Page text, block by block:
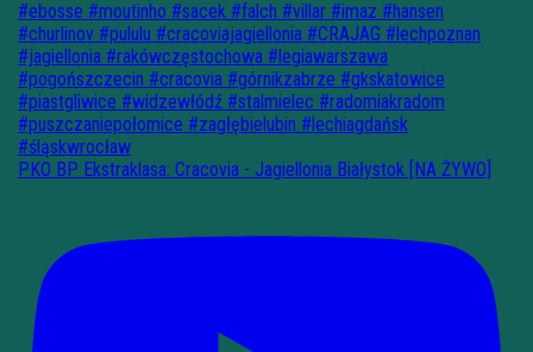
PKO BP Ekstraklasa: Cracovia - Jagiellonia Białystok [NA ŻYWO]